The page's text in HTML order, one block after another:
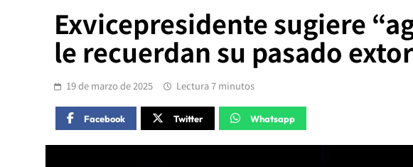
Exvicepresidente sugiere
le recuerdan su pasado
19 de marzo de 2025 Lectura 7 minutos
Facebook Twitter Whatsapp